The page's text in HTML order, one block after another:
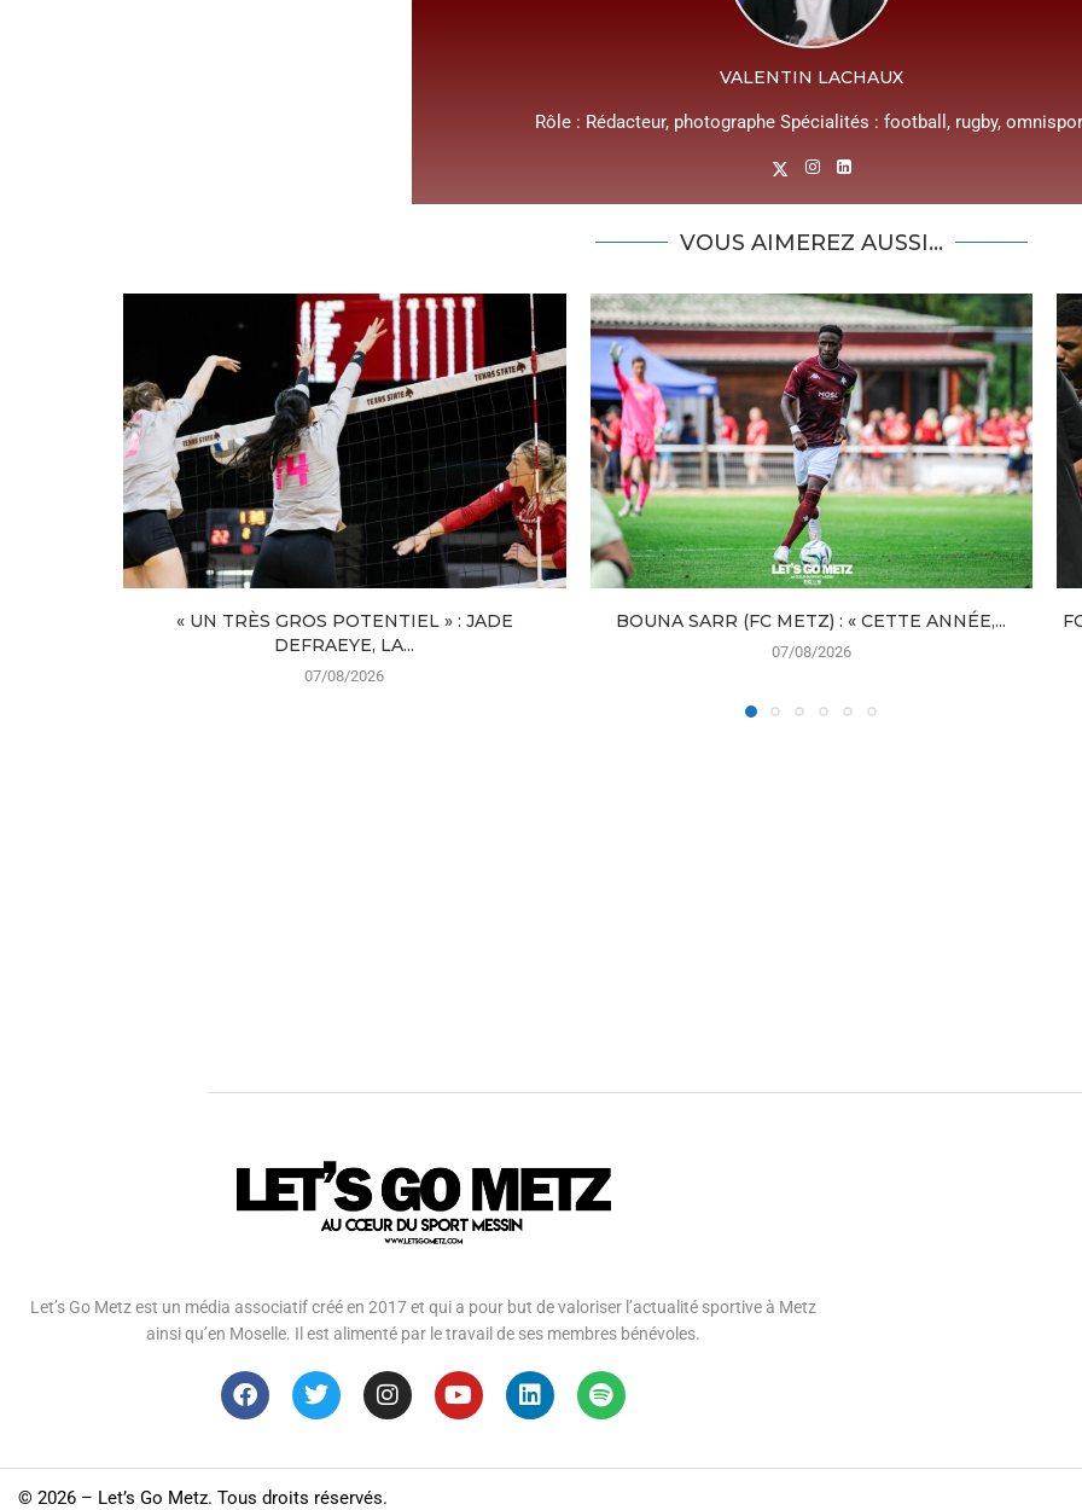
VALENTIN LACHAUX
Rôle : Rédacteur, photographe Spécialités : football, rugby,
VOUS AIMEREZ AUSSI...
« UN TRÈS GROS POTENTIEL » : JADE
DEFRAEYE, LA...
07/08/2026
BOUNA SARR (FC METZ) : « CETTE ANNÉE,...
07/08/2026
Let’s Go Metz est un média associatif créé en 2017 et qui a pour but de valoriser l’actualité sportive à Metz
ainsi qu’en Moselle. Il est alimenté par le travail de ses membres bénévoles.
© 2026 – Let’s Go Metz. Tous droits réservés.